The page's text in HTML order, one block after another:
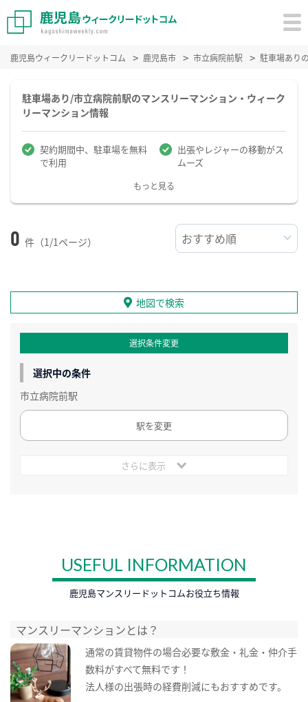
鹿児島ウィークリードットコム 鹿児島市 市立病院前駅 駐車場あり
駐車場あり/市立病院前駅のマンスリーマンション・ウィーク
リーマンション情報
契約期間中、駐車場を無料
で利用
出張やレジャーの移動がス
ムーズ
もっと見る
0 件（1/1ページ）
地図で検索
選択条件変更
選択中の条件
市立病院前駅
駅を変更
さらに表示
USEFUL INFORMATION
鹿児島マンスリードットコムお役立ち情報
マンスリーマンションとは？
通常の賃貸物件の場合必要な敷金・礼金・仲介手
数料がすべて無料です！
法人様の出張時の経費削減にもおすすめです。